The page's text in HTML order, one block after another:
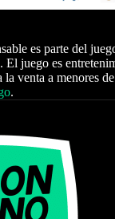
es parte del
El juego es
venta a menores
.